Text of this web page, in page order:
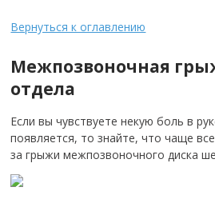
Вернуться к оглавлению
Межпозвоночная
отдела
Если вы чувствуете некую боль в
появляется, то знайте, что чаще
за грыжи межпозвоночного диска